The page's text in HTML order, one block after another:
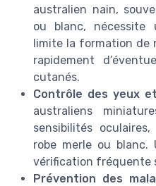
australien nain,
ou blanc, nécessite
limite la formation de
rapidement
cutanés.
Contrôle des yeux
australiens
sensibilités
robe merle ou
vérification fréquente
Prévention des